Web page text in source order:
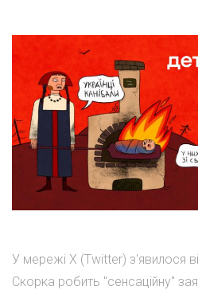
У мережі X (Twitter) з'явилося
Скорка робить "сенсаційну"